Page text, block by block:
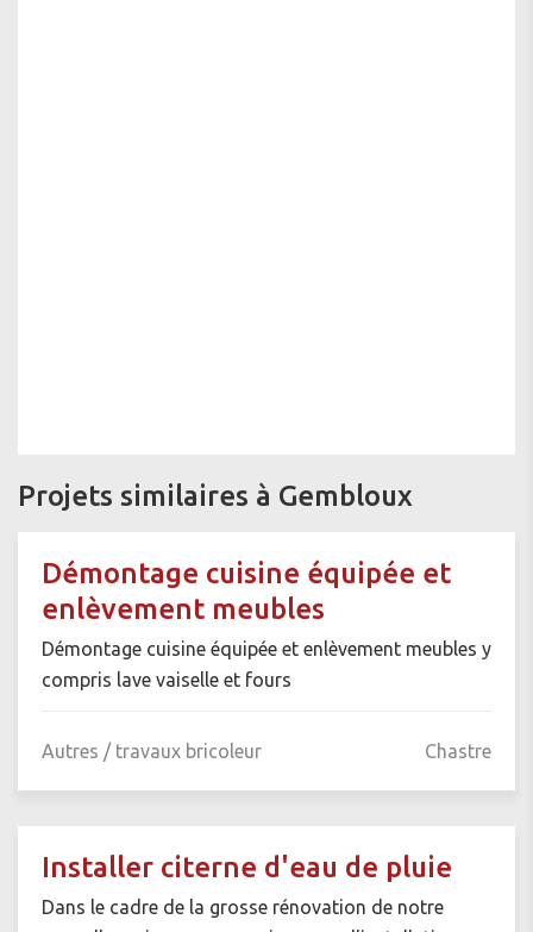
Projets similaires à Gembloux
Démontage cuisine équipée et
enlèvement meubles
Démontage cuisine équipée et enlèvement meubles y
compris lave vaiselle et fours
Autres / travaux bricoleur Chastre
Installer citerne d'eau de pluie
Dans le cadre de la grosse rénovation de notre